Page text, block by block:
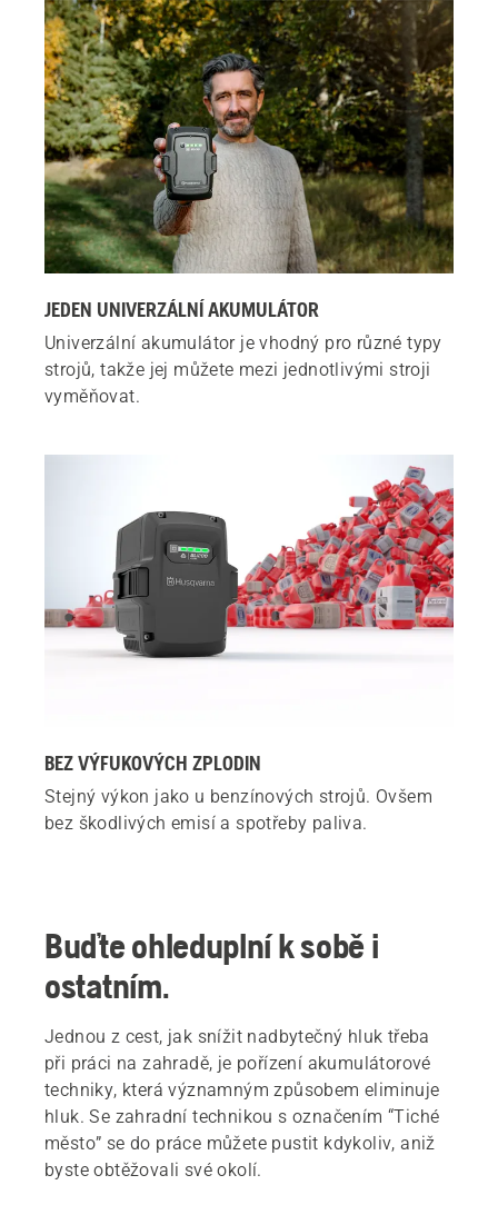
JEDEN UNIVERZÁLNÍ AKUMULÁTOR
Univerzální akumulátor je vhodný pro různé typy
strojů, takže jej můžete mezi jednotlivými stroji
vyměňovat.
BEZ VÝFUKOVÝCH ZPLODIN
Stejný výkon jako u benzínových strojů. Ovšem
bez škodlivých emisí a spotřeby paliva.
Buďte ohleduplní k sobě i
ostatním.
Jednou z cest, jak snížit nadbytečný hluk třeba
při práci na zahradě, je pořízení akumulátorové
techniky, která významným způsobem eliminuje
hluk. Se zahradní technikou s označením “Tiché
město” se do práce můžete pustit kdykoliv, aniž
byste obtěžovali své okolí.